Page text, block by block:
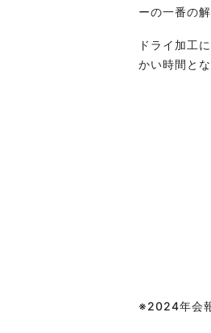
ーの一番の
ドライ加工
かい時間とな
※2024年会